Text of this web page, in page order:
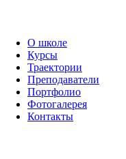
О школе
Курсы
Траектории
Преподаватели
Портфолио
Фотогалерея
Контакты